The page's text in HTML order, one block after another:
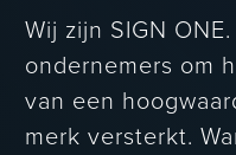
Wij zijn SIGN
ondernemers om
van een
merk versterkt.